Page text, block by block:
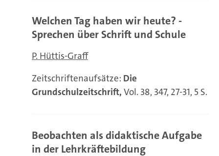
Welchen Tag haben wir heute? -
Sprechen über Schrift und Schule
P. Hüttis-Graff
Zeitschriftenaufsätze: Die
Grundschulzeitschrift, Vol. 38, 347, 27-31, 5 S.
Beobachten als didaktische Aufgabe
in der Lehrkräftebildung